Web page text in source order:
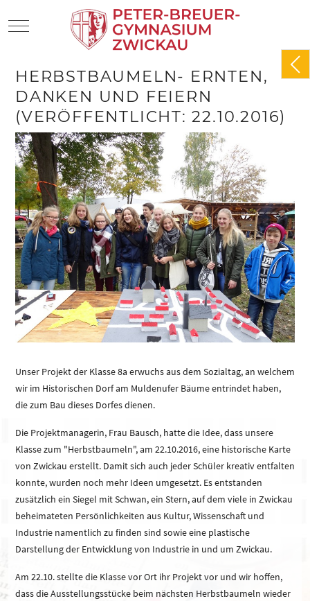
Mobile Menu Toggle
HERBSTBAUMELN- ERNTEN,
DANKEN UND FEIERN
(VERÖFFENTLICHT: 22.10.2016)
Unser Projekt der Klasse 8a erwuchs aus dem Sozialtag, an welchem
wir im Historischen Dorf am Muldenufer Bäume entrindet haben,
die zum Bau dieses Dorfes dienen.
Die Projektmanagerin, Frau Bausch, hatte die Idee, dass unsere
Klasse zum "Herbstbaumeln", am 22.10.2016, eine historische Karte
von Zwickau erstellt. Damit sich auch jeder Schüler kreativ entfalten
konnte, wurden noch mehr Ideen umgesetzt. Es entstanden
zusätzlich ein Siegel mit Schwan, ein Stern, auf dem viele in Zwickau
beheimateten Persönlichkeiten aus Kultur, Wissenschaft und
Industrie namentlich zu finden sind sowie eine plastische
Darstellung der Entwicklung von Industrie in und um Zwickau.
Am 22.10. stellte die Klasse vor Ort ihr Projekt vor und wir hoffen,
dass die Ausstellungsstücke beim nächsten Herbstbaumeln wieder